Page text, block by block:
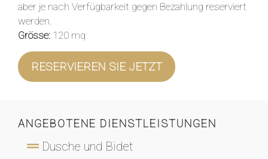
aber je nach Verfügbarkeit gegen Bezahlung reserviert
werden.
Grösse: 120 mq
RESERVIEREN SIE JETZT
ANGEBOTENE DIENSTLEISTUNGEN
Dusche und Bidet